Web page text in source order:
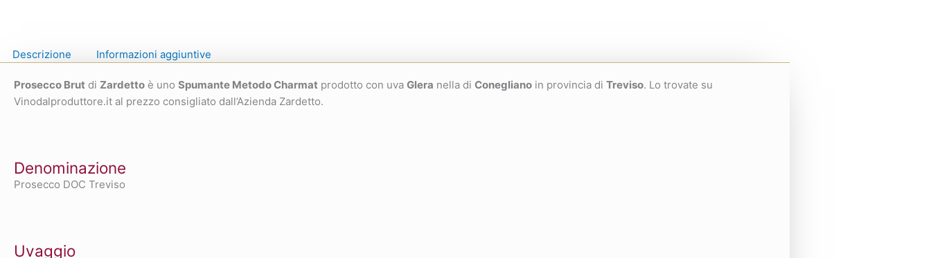
Descrizione Informazioni aggiuntive
Prosecco Brut di Zardetto è uno Spumante Metodo Charmat prodotto con uva Glera nella di Conegliano in provincia di Treviso. Lo trovate su
Vinodalproduttore.it al prezzo consigliato dall’Azienda Zardetto.
Denominazione
Prosecco DOC Treviso
Uvaggio